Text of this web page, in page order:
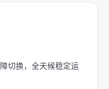
切换，全天候稳定运